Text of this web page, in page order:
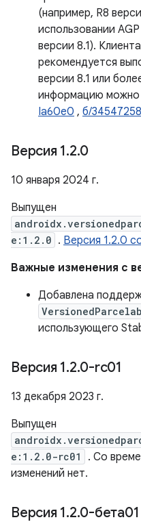
(например, R8
использовании
версии 8.1).
рекомендуется
версии 8.1 или
информацию можно
Ia60e0 , б/
Версия 1.2.0
10 января 2024 г.
Выпущен
e:1.2.0 . Версия 1.2.0
Важные изменения с
Добавлена
использующего
Версия 1.2.0-rc01
13 декабря 2023 г.
Выпущен
e:1.2.0-rc01
. Со
изменений нет.
Версия 1.2.0-бета01